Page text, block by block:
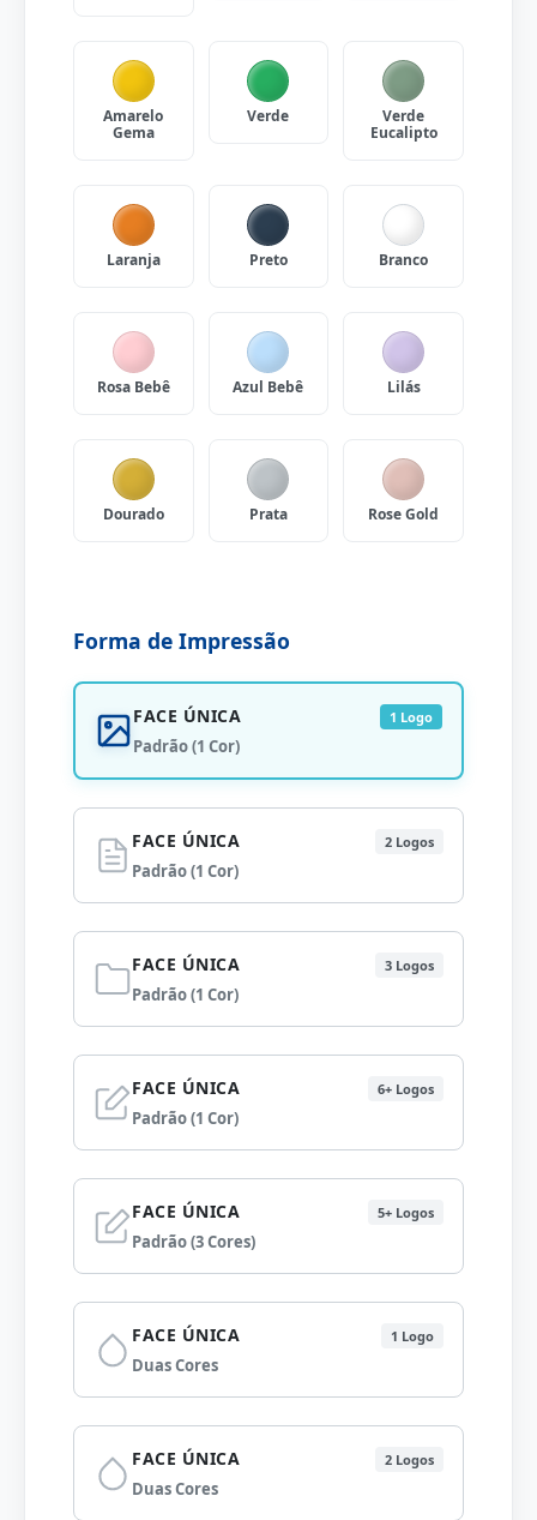
Amarelo
Gema
Verde
Verde
Eucalipto
Laranja Preto Branco
Rosa Bebê Azul Bebê Lilás
Dourado Prata Rose Gold
Forma de Impressão
FACE ÚNICA 1 Logo
Padrão (1 Cor)
FACE ÚNICA 2 Logos
Padrão (1 Cor)
FACE ÚNICA 3 Logos
Padrão (1 Cor)
FACE ÚNICA 6+ Logos
Padrão (1 Cor)
FACE ÚNICA 5+ Logos
Padrão (3 Cores)
FACE ÚNICA 1 Logo
Duas Cores
FACE ÚNICA 2 Logos
Duas Cores